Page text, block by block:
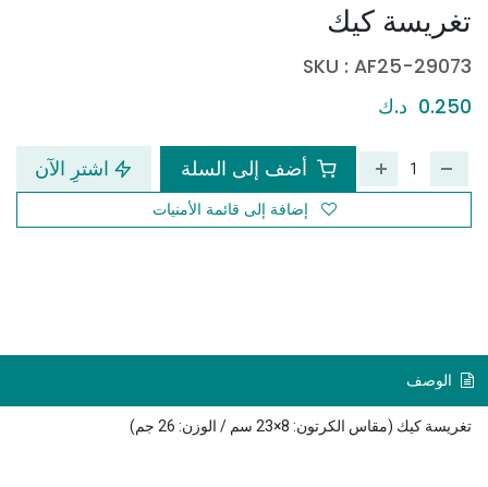
تغريسة كيك
SKU : AF25-29073
0.250 د.ك
أضف إلى السلة اشترِ الآن
إضافة إلى قائمة الأمنيات
الوصف
تغريسة كيك (مقاس الكرتون: 8×23 سم / الوزن: 26 جم)